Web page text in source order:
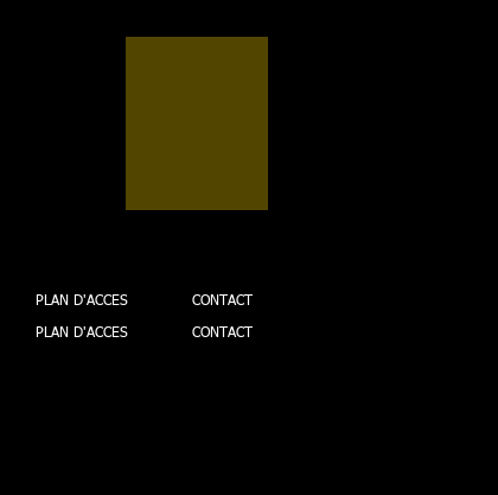
PLAN D'ACCES CONTACT
PLAN D'ACCES CONTACT